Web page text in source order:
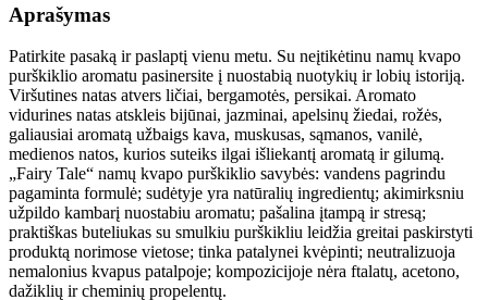
Aprašymas
Patirkite pasaką ir paslaptį vienu metu. Su neįtikėtinu namų kvapo
purškiklio aromatu pasinersite į nuostabią nuotykių ir lobių istoriją.
Viršutines natas atvers ličiai, bergamotės, persikai. Aromato
vidurines natas atskleis bijūnai, jazminai, apelsinų žiedai, rožės,
galiausiai aromatą užbaigs kava, muskusas, sąmanos, vanilė,
medienos natos, kurios suteiks ilgai išliekantį aromatą ir gilumą.
„Fairy Tale“ namų kvapo purškiklio savybės: vandens pagrindu
pagaminta formulė; sudėtyje yra natūralių ingredientų; akimirksniu
užpildo kambarį nuostabiu aromatu; pašalina įtampą ir stresą;
praktiškas buteliukas su smulkiu purškikliu leidžia greitai paskirstyti
produktą norimose vietose; tinka patalynei kvėpinti; neutralizuoja
nemalonius kvapus patalpoje; kompozicijoje nėra ftalatų, acetono,
dažiklių ir cheminių propelentų.